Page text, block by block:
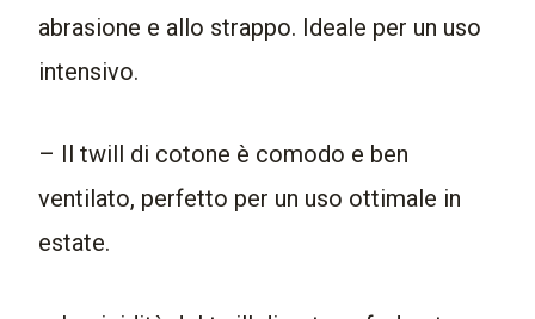
abrasione e allo strappo. Ideale per un uso
intensivo.
– Il twill di cotone è comodo e ben
ventilato, perfetto per un uso ottimale in
estate.